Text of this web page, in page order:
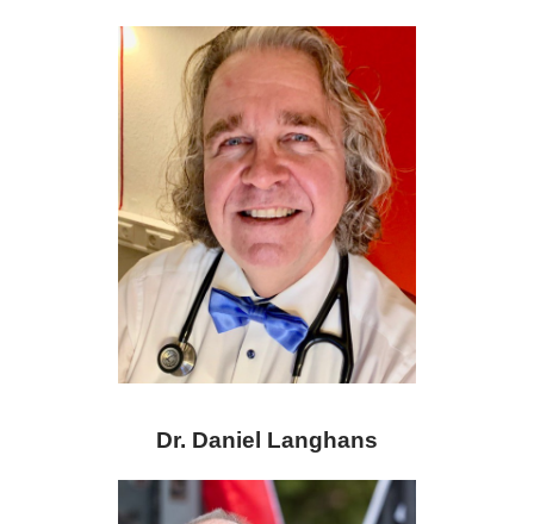
Dr. Daniel Langhans